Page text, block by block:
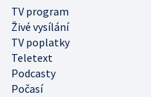
TV program
Živé vysílání
TV poplatky
Teletext
Podcasty
Počasí